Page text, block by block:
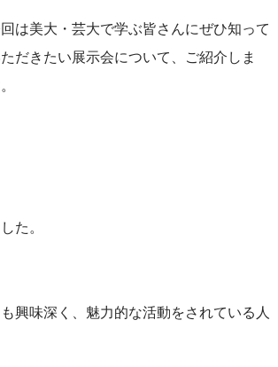
は美大・芸大で学ぶ皆さんにぜひ知って
だきたい展示会について、ご紹介しま
た。
興味深く、魅力的な活動をされている人